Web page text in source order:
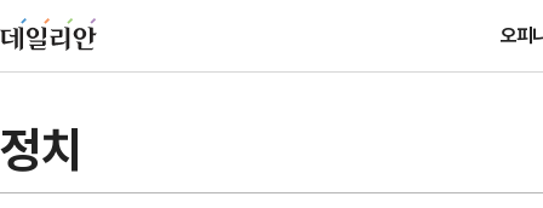
오피
정치